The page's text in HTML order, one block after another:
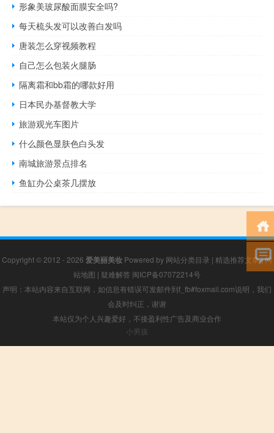
形象美玻尿酸面膜安全吗?
每天梳头发可以改善白发吗
唐装怎么穿视频教程
自己怎么包装火腿肠
隔离霜和bb霜的哪款好用
日本民办基督教大学
旅游观光车图片
什么颜色显肤色白头发
南城旅游景点排名
鱼缸办公桌茶几摆放
Copyright © 2012 - 2026 爱美丽美妆 Powered by 网站分类目录 | 精选推荐文章|网
站地图 | 疑难解答 闽ICP备07072214号
声明：本站内容来自互联网，如信息有错误可发邮件到f_fb#foxmail.com说明，我们
会及时纠正，谢谢
本站仅为个人兴趣爱好，不接盈利性广告及商业合作
小男孩